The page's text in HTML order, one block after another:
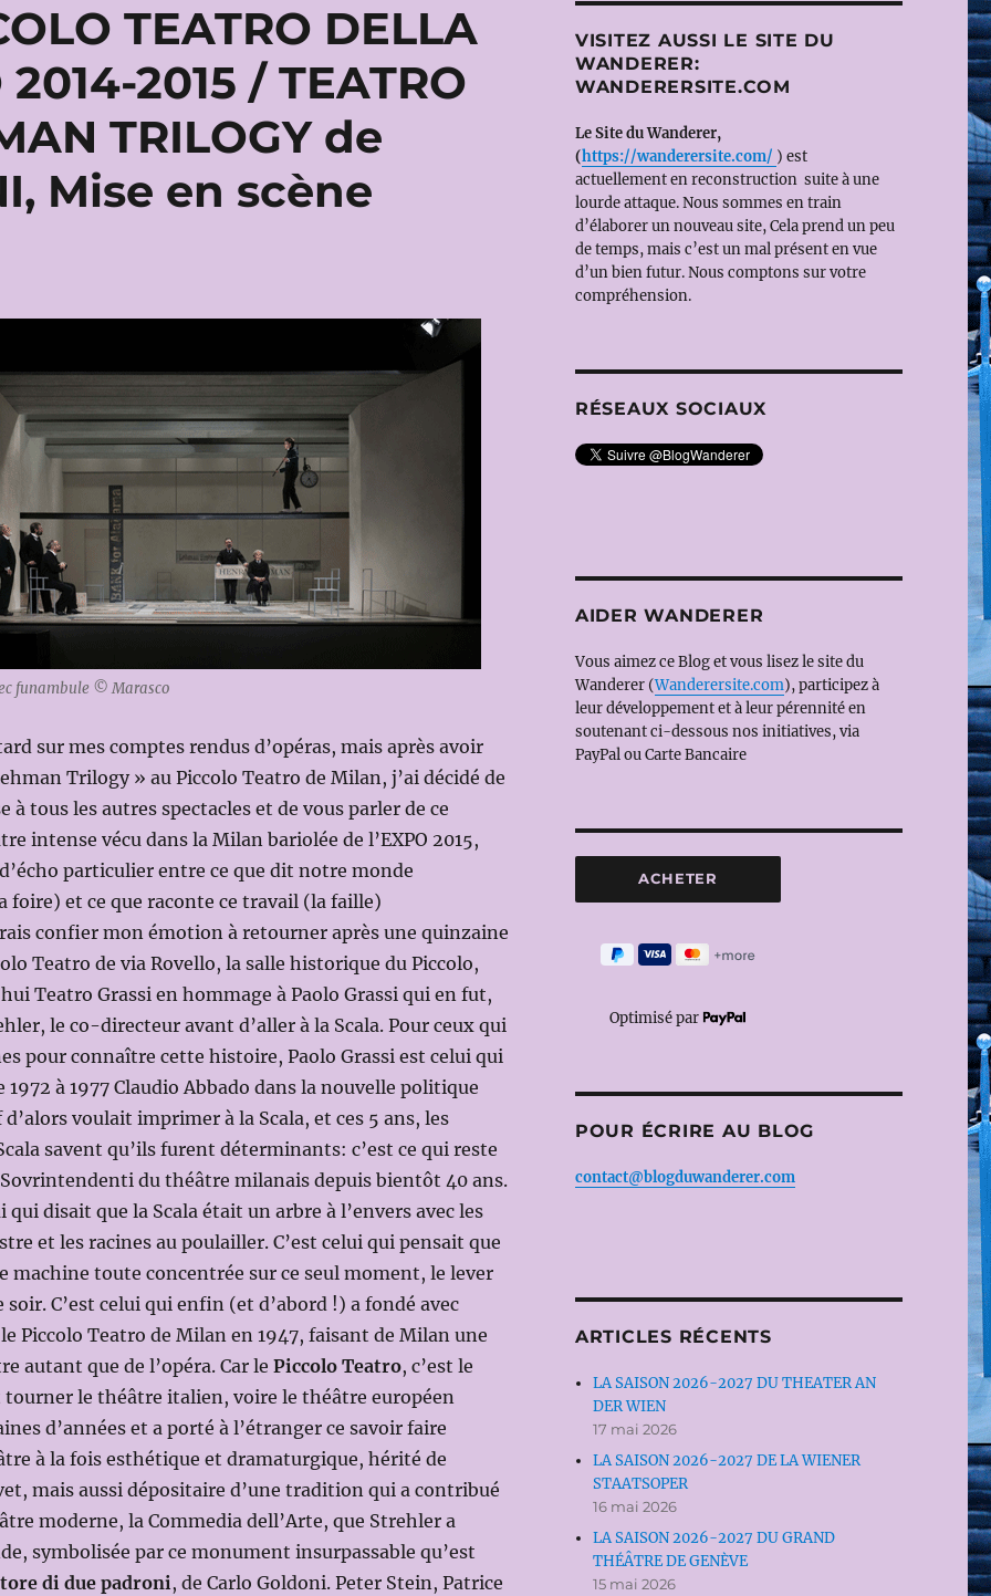
TEATRO DELLA
2015 / TEATRO
TRILOGY de
Mise en scène
funambule © Marasco
sur mes comptes rendus d’opéras, mais après avoir
Trilogy » au Piccolo Teatro de Milan, j’ai décidé de
à tous les autres spectacles et de vous parler de ce
intense vécu dans la Milan bariolée de l’EXPO 2015,
particulier entre ce que dit notre monde
foire) et ce que raconte ce travail (la faille)
confier mon émotion à retourner après une quinzaine
Teatro de via Rovello, la salle historique du Piccolo,
Teatro Grassi en hommage à Paolo Grassi qui en fut,
le co-directeur avant d’aller à la Scala. Pour ceux qui
pour connaître cette histoire, Paolo Grassi est celui qui
1972 à 1977 Claudio Abbado dans la nouvelle politique
voulait imprimer à la Scala, et ces 5 ans, les
savent qu’ils furent déterminants: c’est ce qui reste
du théâtre milanais depuis bientôt 40 ans.
qui disait que la Scala était un arbre à l’envers avec les
et les racines au poulailler. C’est celui qui pensait que
machine toute concentrée sur ce seul moment, le lever
soir. C’est celui qui enfin (et d’abord !) a fondé avec
Piccolo Teatro de Milan en 1947, faisant de Milan une
autant que de l’opéra. Car le Piccolo Teatro, c’est le
le théâtre italien, voire le théâtre européen
d’années et a porté à l’étranger ce savoir faire
à la fois esthétique et dramaturgique, hérité de
mais aussi dépositaire d’une tradition qui a contribué
moderne, la Commedia dell’Arte, que Strehler a
symbolisée par ce monument insurpassable qu’est
di due padroni, de Carlo Goldoni. Peter Stein, Patrice
VISITEZ AUSSI LE SITE DU
WANDERER:
WANDERERSITE.COM
Le Site du Wanderer,
(https://wanderersite.com/ ) est
actuellement en reconstruction suite à une
lourde attaque. Nous sommes en train
d’élaborer un nouveau site, Cela prend un peu
de temps, mais c’est un mal présent en vue
d’un bien futur. Nous comptons sur votre
compréhension.
RÉSEAUX SOCIAUX
AIDER WANDERER
Vous aimez ce Blog et vous lisez le site du
Wanderer (Wanderersite.com), participez à
leur développement et à leur pérennité en
soutenant ci-dessous nos initiatives, via
PayPal ou Carte Bancaire
Optimisé par
POUR ÉCRIRE AU BLOG
contact@blogduwanderer.com
ARTICLES RÉCENTS
LA SAISON 2026-2027 DU THEATER AN
DER WIEN
17 mai 2026
LA SAISON 2026-2027 DE LA WIENER
STAATSOPER
16 mai 2026
LA SAISON 2026-2027 DU GRAND
THÉÂTRE DE GENÈVE
15 mai 2026